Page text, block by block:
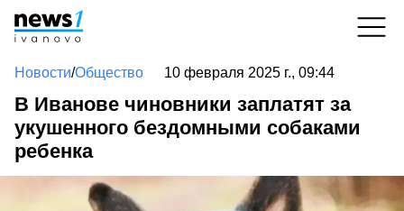
Новости/Общество 10 февраля 2025 г., 09:44
В Иванове чиновники заплатят за
укушенного бездомными собаками
ребенка